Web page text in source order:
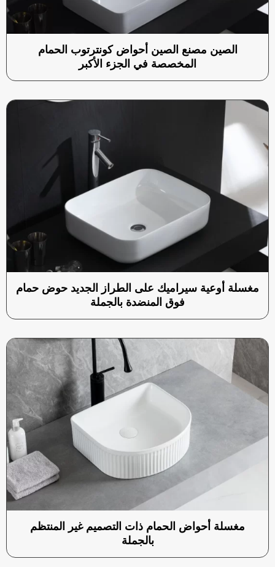
الصين مصنع الصين أحواض كونترتوب الحمام
المخصصة في الجزء الأكبر
مغسلة أوعية سيراميك على الطراز الجديد حوض حمام
فوق المنضدة بالجملة
مغسلة أحواض الحمام ذات التصميم غير المنتظم
بالجملة